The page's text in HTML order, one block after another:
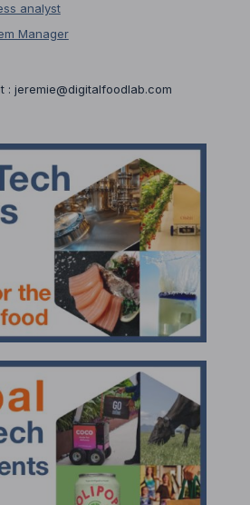
analyst
Manager
: jeremie@digitalfoodlab.com